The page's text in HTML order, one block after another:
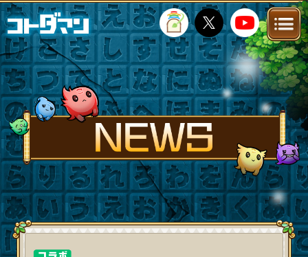
TOP STORY NEWS
FANKIT FAQ